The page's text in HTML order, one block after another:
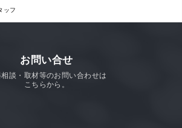
ッフ
お問い合せ
相談・取材等のお問い合わせは
こちらから。